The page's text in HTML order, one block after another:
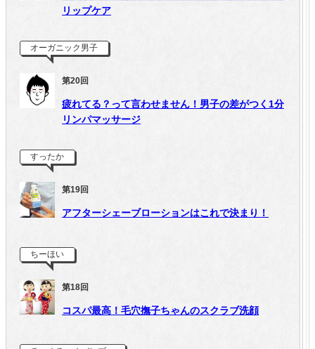
リップケア
オーガニック男子
第20回
疲れてる？って言わせません！男子の差がつく1分
リンパマッサージ
すったか
第19回
アフターシェーブローションはこれで決まり！
ちーほい
第18回
コスパ最高！毛穴撫子ちゃんのスクラブ洗顔